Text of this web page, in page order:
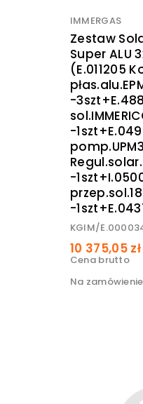
IMMERGAS
Zestaw
Super ALU
(E.011205
-
-
Regul.solar.
-
-
KGIM/
10 375,05 zł
Cena brutto
Na zamówienie